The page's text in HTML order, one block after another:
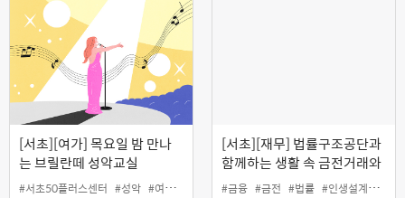
[서초][여가] 목요일 밤 만나
는 브릴란떼 성악교실
#서초50플러스센터 #성악 #여가 #인생설계
[서초][재무] 법률구조공단과
함께하는 생활 속 금전거래와
채무관리 바로 알기(온라인)
#금융 #금전 #법률 #인생설계 #재무